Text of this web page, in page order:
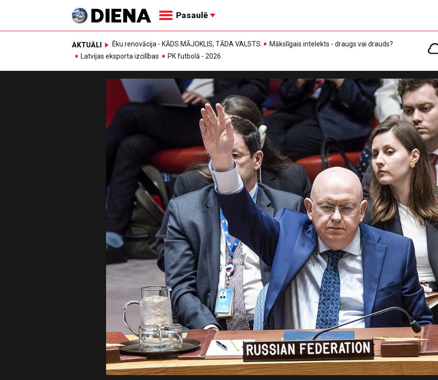
Pasaulē
AKTUĀLI Ēku renovācija - KĀDS MĀJOKLIS, TĀDA VALSTS
Mākslīgais intelekts - draugs vai drauds?
Latvijas eksporta izcilības
PK futbolā - 2026